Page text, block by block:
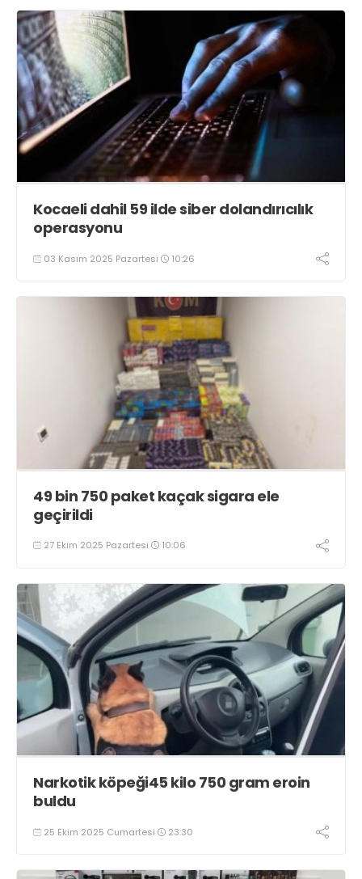
Kocaeli dahil 59 ilde siber dolandırıcılık
operasyonu
03 Kasım 2025 Pazartesi 10:26
49 bin 750 paket kaçak sigara ele
geçirildi
27 Ekim 2025 Pazartesi 10:06
Narkotik köpeği45 kilo 750 gram eroin
buldu
25 Ekim 2025 Cumartesi 23:30